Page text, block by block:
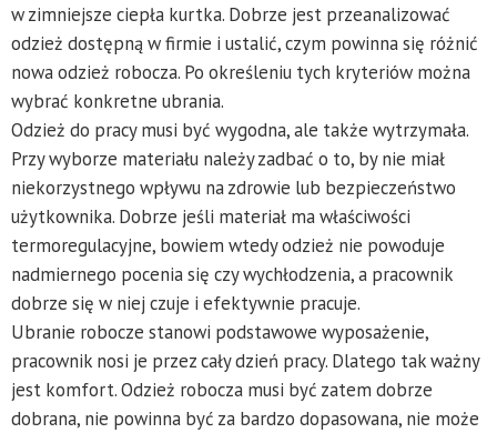
w zimniejsze ciepła kurtka. Dobrze jest przeanalizować
odzież dostępną w firmie i ustalić, czym powinna się różnić
nowa odzież robocza. Po określeniu tych kryteriów można
wybrać konkretne ubrania.
Odzież do pracy musi być wygodna, ale także wytrzymała.
Przy wyborze materiału należy zadbać o to, by nie miał
niekorzystnego wpływu na zdrowie lub bezpieczeństwo
użytkownika. Dobrze jeśli materiał ma właściwości
termoregulacyjne, bowiem wtedy odzież nie powoduje
nadmiernego pocenia się czy wychłodzenia, a pracownik
dobrze się w niej czuje i efektywnie pracuje.
Ubranie robocze stanowi podstawowe wyposażenie,
pracownik nosi je przez cały dzień pracy. Dlatego tak ważny
jest komfort. Odzież robocza musi być zatem dobrze
dobrana, nie powinna być za bardzo dopasowana, nie może